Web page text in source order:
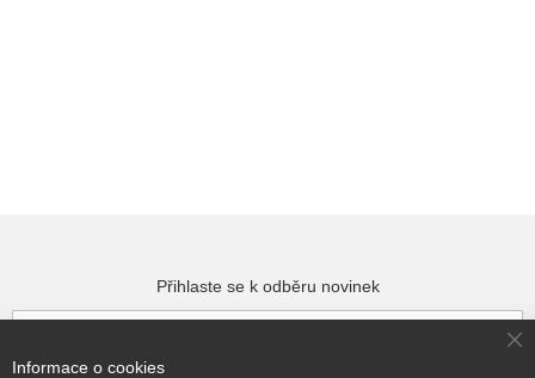
Přihlaste se k odběru novinek
Informace o cookies